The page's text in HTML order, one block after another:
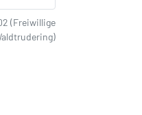
(Freiwillige